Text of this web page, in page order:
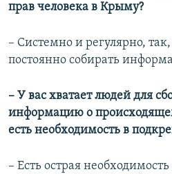
прав человека в Крыму?
– Системно и регулярно,
постоянно собирать
– У вас хватает людей для
информацию о
есть необходимость в
– Есть острая